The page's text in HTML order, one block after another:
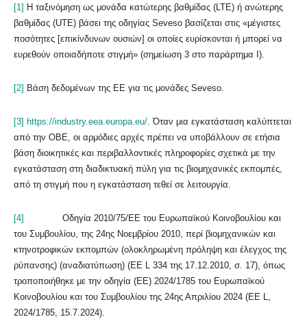
[1] Η ταξινόμηση ως μονάδα κατώτερης βαθμίδας (LTE) ή ανώτερης
βαθμίδας (UTE) βάσει της οδηγίας Seveso βασίζεται στις «μέγιστες
ποσότητες [επικίνδυνων ουσιών] οι οποίες ευρίσκονται ή μπορεί να
ευρεθούν οποιαδήποτε στιγμή» (σημείωση 3 στο παράρτημα I).
[2] Βάση δεδομένων της ΕΕ για τις μονάδες Seveso.
[3] https://industry.eea.europa.eu/. Όταν μια εγκατάσταση καλύπτεται
από την ΟΒΕ, οι αρμόδιες αρχές πρέπει να υποβάλλουν σε ετήσια
βάση διοικητικές και περιβαλλοντικές πληροφορίες σχετικά με την
εγκατάσταση στη διαδικτυακή πύλη για τις βιομηχανικές εκπομπές,
από τη στιγμή που η εγκατάσταση τεθεί σε λειτουργία.
[4]
Οδηγία 2010/75/ΕΕ του Ευρωπαϊκού Κοινοβουλίου και
του Συμβουλίου, της 24ης Νοεμβρίου 2010, περί βιομηχανικών και
κτηνοτροφικών εκπομπών (ολοκληρωμένη πρόληψη και έλεγχος της
ρύπανσης) (αναδιατύπωση) (ΕΕ L 334 της 17.12.2010, σ. 17), όπως
τροποποιήθηκε με την οδηγία (ΕΕ) 2024/1785 του Ευρωπαϊκού
Κοινοβουλίου και του Συμβουλίου της 24ης Απριλίου 2024 (ΕΕ L,
2024/1785, 15.7.2024).